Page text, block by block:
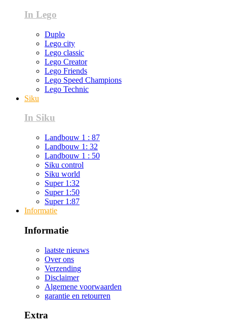
In Lego
Duplo
Lego city
Lego classic
Lego Creator
Lego Friends
Lego Speed Champions
Lego Technic
Siku
In Siku
Landbouw 1 : 87
Landbouw 1: 32
Landbouw 1 : 50
Siku control
Siku world
Super 1:32
Super 1:50
Super 1:87
Informatie
Informatie
laatste nieuws
Over ons
Verzending
Disclaimer
Algemene voorwaarden
garantie en retourren
Extra